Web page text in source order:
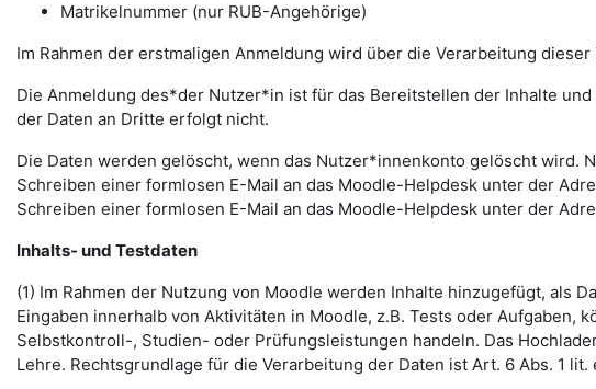
Matrikelnummer (nur RUB-Angehörige)
Im Rahmen der erstmaligen Anmeldung wird über die Verarbeitung
Die Anmeldung des*der Nutzer*in ist für das Bereitstellen der Inhalte
der Daten an Dritte erfolgt nicht.
Die Daten werden gelöscht, wenn das Nutzer*innenkonto gelöscht
Schreiben einer formlosen E-Mail an das Moodle-Helpdesk unter der
Schreiben einer formlosen E-Mail an das Moodle-Helpdesk unter der
Inhalts- und Testdaten
(1) Im Rahmen der Nutzung von Moodle werden Inhalte hinzugefügt, als
Eingaben innerhalb von Aktivitäten in Moodle, z.B. Tests oder Aufgaben,
Selbstkontroll-, Studien- oder Prüfungsleistungen handeln. Das
Lehre. Rechtsgrundlage für die Verarbeitung der Daten ist Art. 6 Abs. 1 lit.